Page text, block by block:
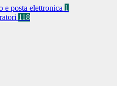
e posta elettronica 1
118